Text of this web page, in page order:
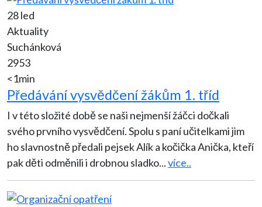
28 led
Aktuality
Suchánková
2953
<1min
Předávání vysvědčení žákům 1. tříd
I v této složité době se naši nejmenší žáčci dočkali
svého prvního vysvědčení. Spolu s paní učitelkami jim
ho slavnostně předali pejsek Alík a kočička Anička, kteří
pak děti odměnili i drobnou sladko...více..